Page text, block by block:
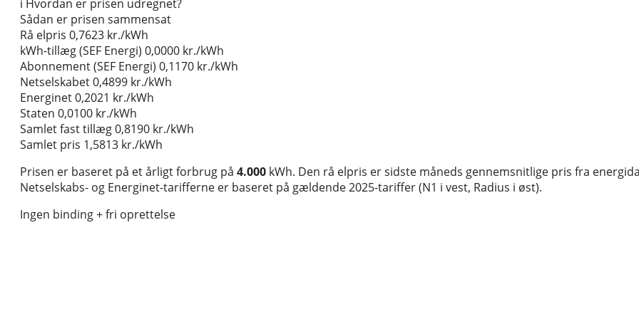
i Hvordan er prisen udregnet?
Sådan er prisen sammensat
Rå elpris 0,7623 kr./kWh
kWh-tillæg (SEF Energi) 0,0000 kr./kWh
Abonnement (SEF Energi) 0,1170 kr./kWh
Netselskabet0,4899 kr./kWh
Energinet0,2021 kr./kWh
Staten 0,0100 kr./kWh
Samlet fast tillæg0,8190 kr./kWh
Samlet pris 1,5813 kr./kWh
Prisen er baseret på et årligt forbrug på 4.000 kWh. Den rå elpris er sidste måneds gennemsnitlige pris fra
Netselskabs- og Energinet-tarifferne er baseret på gældende 2025-tariffer (N1 i vest, Radius i øst).
Ingen binding + fri oprettelse